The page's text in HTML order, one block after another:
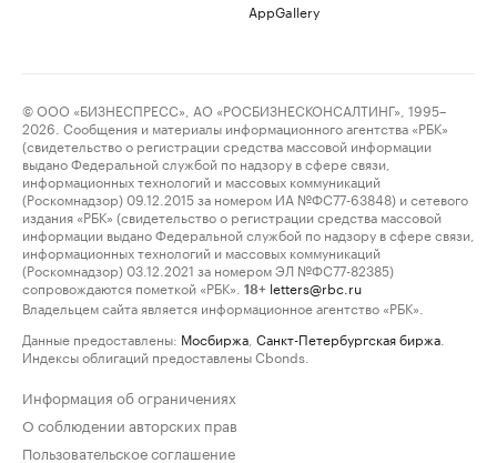
AppGallery
© ООО «БИЗНЕСПРЕСС», АО «РОСБИЗНЕСКОНСАЛТИНГ», 1995–
2026. Сообщения и материалы информационного агентства «РБК»
(свидетельство о регистрации средства массовой информации
выдано Федеральной службой по надзору в сфере связи,
информационных технологий и массовых коммуникаций
(Роскомнадзор) 09.12.2015 за номером ИА №ФС77-63848) и сетевого
издания «РБК» (свидетельство о регистрации средства массовой
информации выдано Федеральной службой по надзору в сфере связи,
информационных технологий и массовых коммуникаций
(Роскомнадзор) 03.12.2021 за номером ЭЛ №ФС77-82385)
сопровождаются пометкой «РБК».
18+ letters@rbc.ru
Владельцем сайта является информационное агентство «РБК».
Данные предоставлены: Мосбиржа Санкт-Петербургская биржа
Индексы облигаций предоставлены Cbonds.
Информация об ограничениях
О соблюдении авторских прав
Пользовательское соглашение